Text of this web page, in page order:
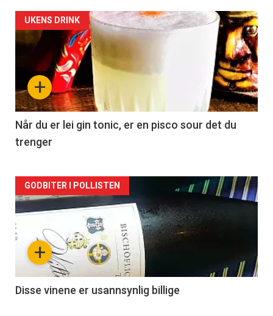
Forsiden
akkurat
nå
-
2
+
UKENS DRINK
Når du er lei gin tonic, er en pisco sour det du
trenger
Forsiden
akkurat
nå
3
+
GODBITER I POLLISTEN
Disse vinene er usannsynlig billige